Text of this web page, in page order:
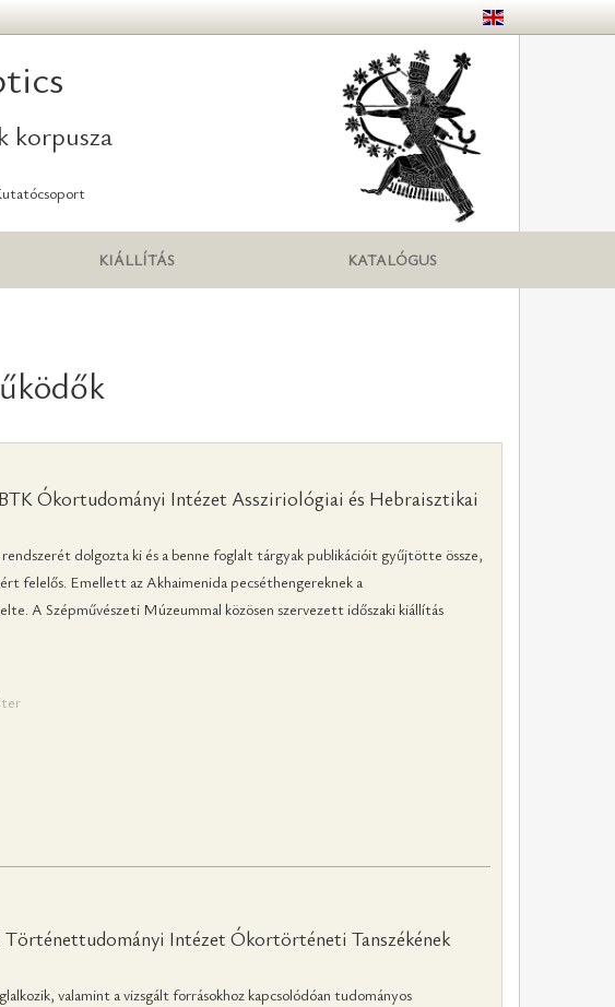
korpusza
KIÁLLÍTÁS KATALÓGUS
Ókortudományi Intézet Assziriológiai és Hebraisztikai
dolgozta ki és a benne foglalt tárgyak publikációit gyűjtötte össze,
felelős. Emellett az Akhaimenida pecséthengereknek a
A Szépművészeti Múzeummal közösen szervezett időszaki kiállítás
Intézet Ókortörténeti Tanszékének
valamint a vizsgált forrásokhoz kapcsolódóan tudományos